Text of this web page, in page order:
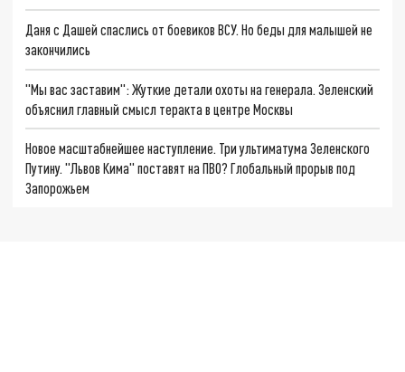
Даня с Дашей спаслись от боевиков ВСУ. Но беды для малышей не
закончились
"Мы вас заставим": Жуткие детали охоты на генерала. Зеленский
объяснил главный смысл теракта в центре Москвы
Новое масштабнейшее наступление. Три ультиматума Зеленского
Путину. "Львов Кима" поставят на ПВО? Глобальный прорыв под
Запорожьем